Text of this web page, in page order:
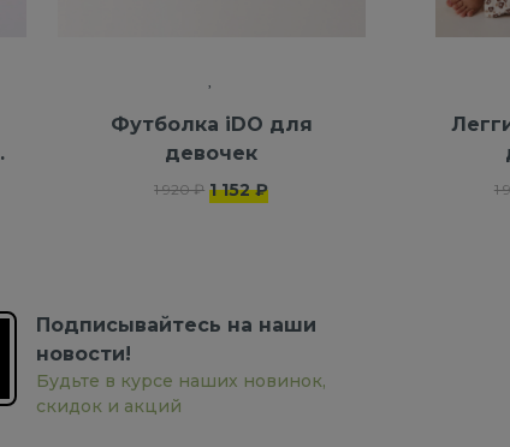
Футболка iDO для
девочек
1 920 ₽ 1 152 ₽ 1
Подписывайтесь на наши
новости!
Будьте в курсе наших новинок,
скидок и акций